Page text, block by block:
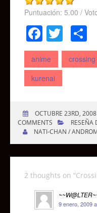
Puntuación: 5.00 /
anime
kurenai
OCTUBRE 23RD, 2008
COMMENTS
RESEÑA
NATI-CHAN /
2 thoughts on “
9 enero, 2009